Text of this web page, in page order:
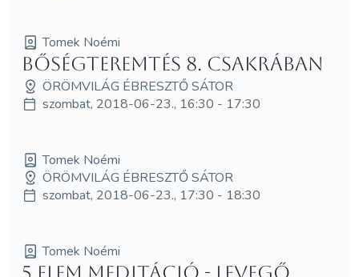
Tomek Noémi
Bőségteremtés 8. csakrában
ÖRÖMVILÁG ÉBRESZTŐ SÁTOR
szombat, 2018-06-23., 16:30 - 17:30
Tomek Noémi
ÖRÖMVILÁG ÉBRESZTŐ SÁTOR
szombat, 2018-06-23., 17:30 - 18:30
Tomek Noémi